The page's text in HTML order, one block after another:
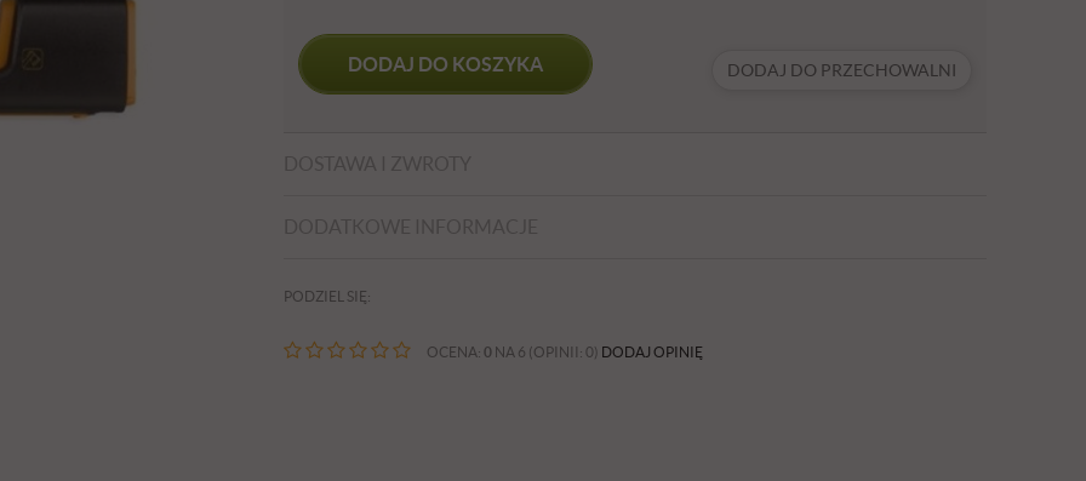
DODAJ DO KOSZYKA DODAJ DO PRZECHOWALNI
PODZIEL SIĘ:
OCENA: 0 NA 6 (OPINII: 0) DODAJ OPINIĘ